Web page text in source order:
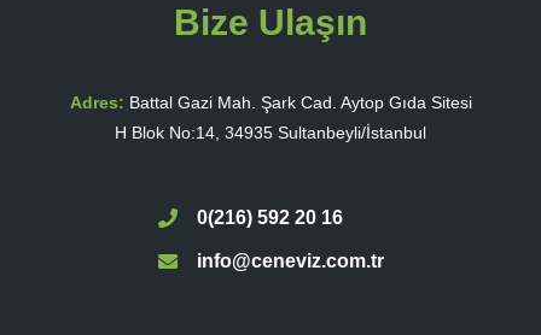
Bize Ulaşın
Adres: Battal Gazi Mah. Şark Cad. Aytop Gıda Sitesi
H Blok No:14, 34935 Sultanbeyli/İstanbul
0(216) 592 20 16
info@ceneviz.com.tr